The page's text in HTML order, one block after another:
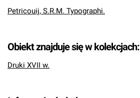
Petricouij, S.R.M. Typographi.
Obiekt znajduje się w kolekcjach:
Druki XVII w.